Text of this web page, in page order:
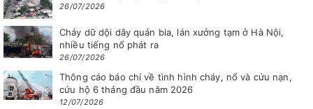
26/07/2026
Cháy dữ dội dãy quán bia, lán xưởng tạm ở Hà Nội,
nhiều tiếng nổ phát ra
26/07/2026
Thông cáo báo chí về tình hình cháy, nổ và cứu nạn,
cứu hộ 6 tháng đầu năm 2026
12/07/2026